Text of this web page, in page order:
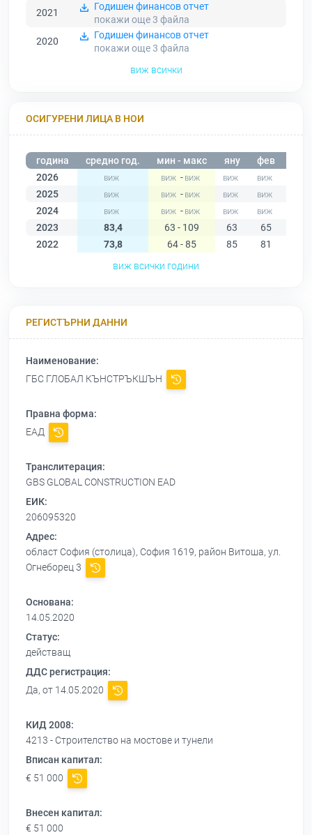
2021
Годишен финансов отчет
покажи още 3 файла
2020
Годишен финансов отчет
покажи още 3 файла
виж всички
ОСИГУРЕНИ ЛИЦА В НОИ
година средно год. мин - макс яну фев
2026
-
2025
-
2024
-
2023
83,4 63 - 109 63 65
2022
73,8 64 - 85 85 81
виж всички години
РЕГИСТЪРНИ ДАННИ
Наименование:
ГБС ГЛОБАЛ КЪНСТРЪКШЪН
Правна форма:
ЕАД
Транслитерация:
GBS GLOBAL CONSTRUCTION EAD
ЕИК:
206095320
Адрес:
област София (столица), София 1619, район Витоша, ул.
Огнеборец 3
Основана:
14.05.2020
Статус:
действащ
ДДС регистрация:
Да, от 14.05.2020
КИД 2008:
4213 - Строителство на мостове и тунели
Вписан капитал:
€ 51 000
Внесен капитал:
€ 51 000